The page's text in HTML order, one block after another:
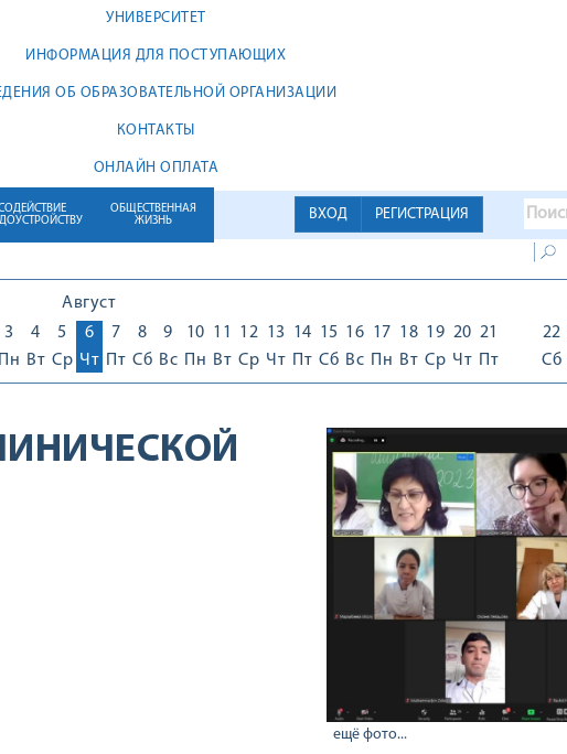
УНИВЕРСИТЕТ
ИНФОРМАЦИЯ ДЛЯ ПОСТУПАЮЩИХ
ОБ ОБРАЗОВАТЕЛЬНОЙ ОРГАНИЗАЦИИ
КОНТАКТЫ
ОНЛАЙН ОПЛАТА
ВХОД РЕГИСТРАЦИЯ
ОБЩЕСТВЕННАЯ
ЖИЗНЬ
Август
3
Пн
4
Вт
5
Ср
6
Чт
7
Пт
8
Сб
9
Вс
10
Пн
11
Вт
12
Ср
13
Чт
14
Пт
15
Сб
16
Вс
17
Пн
18
Вт
19
Ср
20
Чт
21
Пт
22
Сб
ещё фото...